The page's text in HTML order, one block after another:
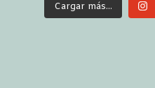
Cargar más...